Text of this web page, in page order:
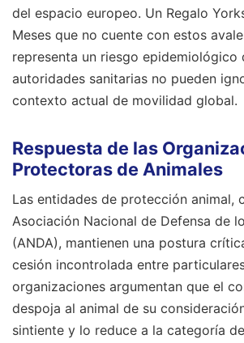
del espacio europeo. Un Regalo
Meses que no cuente con estos
representa un riesgo epidemiológico
autoridades sanitarias no pueden
contexto actual de movilidad global.
Respuesta de las
Protectoras de Animales
Las entidades de protección animal,
Asociación Nacional de Defensa de
(ANDA), mantienen una postura
cesión incontrolada entre
organizaciones argumentan que el
despoja al animal de su
sintiente y lo reduce a la categoría